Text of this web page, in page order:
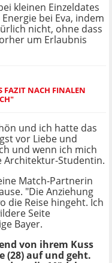
kleinen Einzeldates
bei Eva, indem
nicht, ohne dass
um Erlaubnis
FAZIT NACH FINALEN
und ich hatte das
vor Liebe und
und wenn ich mich
Architektur-Studentin.
Match-Partnerin
"Die Anziehung
die Reise hingeht. Ich
Seite
Bayer.
von ihrem Kuss
(28) auf und geht.